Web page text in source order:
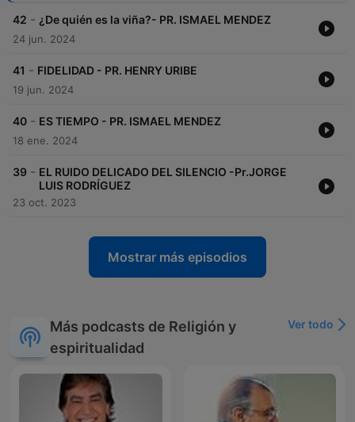
42 - ¿De quién es la viña?- PR. ISMAEL MENDEZ
24 jun. 2024
41 - FIDELIDAD - PR. HENRY URIBE
19 jun. 2024
40 - ES TIEMPO - PR. ISMAEL MENDEZ
18 ene. 2024
39 - EL RUIDO DELICADO DEL SILENCIO -Pr.JORGE
LUIS RODRÍGUEZ
23 oct. 2023
Mostrar más episodios
Más podcasts de Religión y
espiritualidad
Ver todo